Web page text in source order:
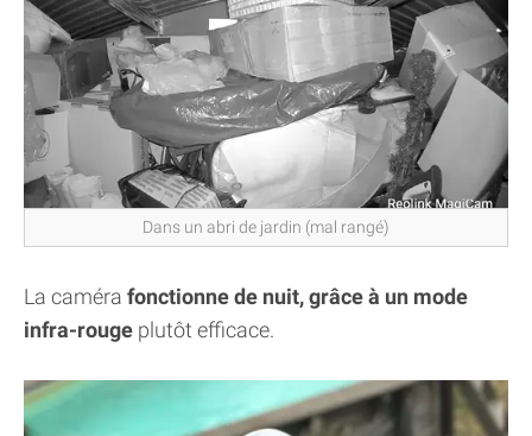
Dans un abri de jardin (mal rangé)
La caméra fonctionne de nuit, grâce à un mode
infra-rouge plutôt efficace.